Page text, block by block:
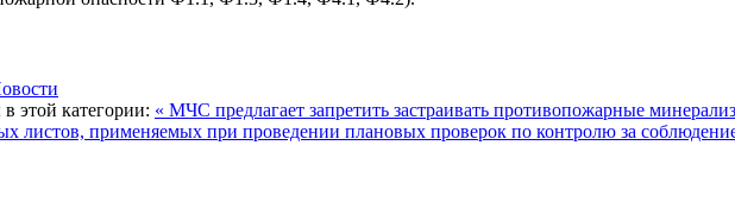
этой категории: « МЧС предлагает запретить застраивать противопожарные
листов, применяемых при проведении плановых проверок по контролю за